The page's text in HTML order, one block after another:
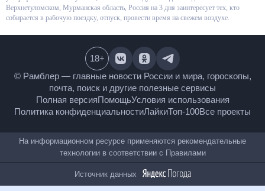
и т. д. Погода в Верхнетуломском, Мурманская область, Россия на 3 дня
заинтересует тех, кто собирается в рабочую поездку, отпуск, провести
© Рамблер — главные новости России и мира,
гороскопы, почта, поиск и другие полезные сервисы
Полная версияПомощьУсловия использования
Все проекты
18+
На информационном ресурсе применяются
рекомендательные технологии в соответствии с